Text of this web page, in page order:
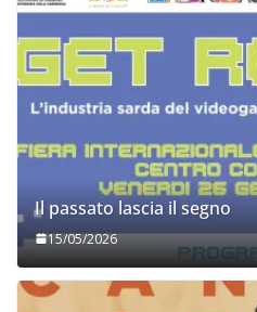
Il passato lascia il segno
15/05/2026